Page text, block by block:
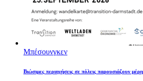
Μπέσουνγκεν
Βιώσιμες περιηγήσεις σε πόλεις παρουσιάζουν